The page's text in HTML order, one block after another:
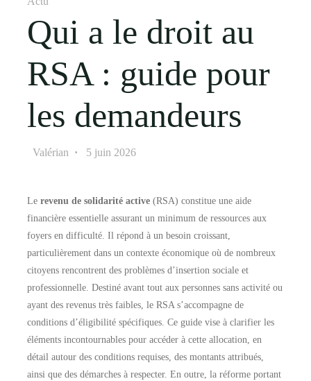
Qui a le droit au
RSA : guide pour
les demandeurs
Valérian 5 juin 2026
Le revenu de solidarité active(RSA) constitue une aide
financière essentielle assurant un minimum de ressources aux
foyers en difficulté. Il répond à un besoin croissant,
particulièrement dans un contexte économique où de nombreux
citoyens rencontrent des problèmes d’insertion sociale et
professionnelle. Destiné avant tout aux personnes sans activité ou
ayant des revenus très faibles, le RSA s’accompagne de
conditions d’éligibilité spécifiques. Ce guide vise à clarifier les
éléments incontournables pour accéder à cette allocation, en
détail autour des conditions requises, des montants attribués,
ainsi que des démarches à respecter. En outre, la réforme portant